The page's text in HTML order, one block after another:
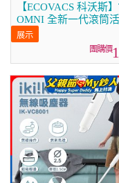
【ECOVACS 科沃斯
OMNI 全新一代滾筒
地機器人(邊洗邊拖/16
強/無縫貼邊)